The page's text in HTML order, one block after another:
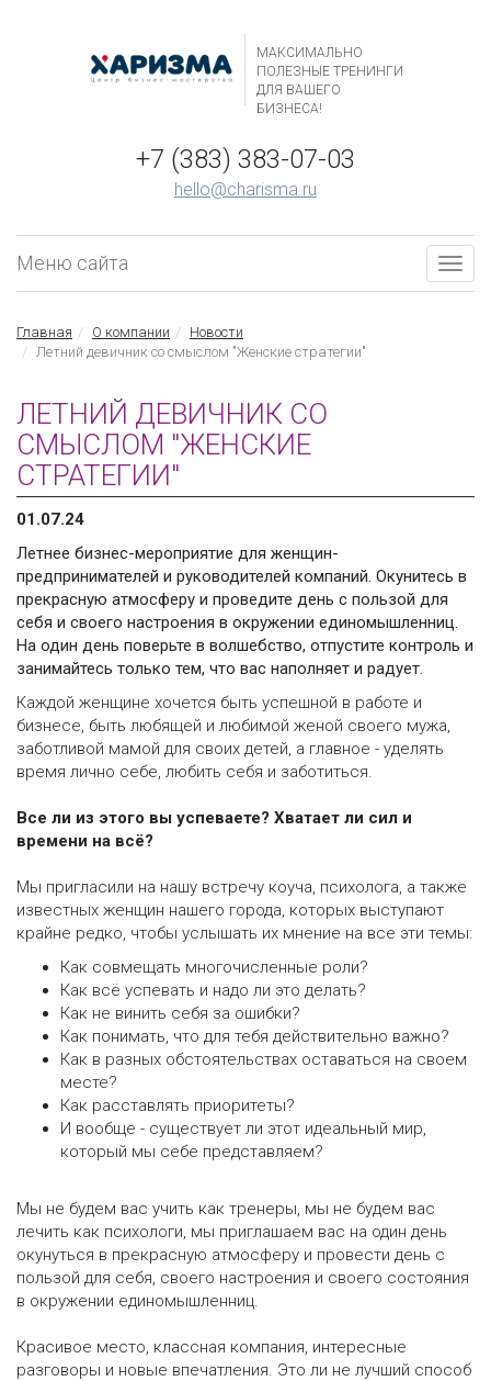
МАКСИМАЛЬНО
ПОЛЕЗНЫЕ ТРЕНИНГИ
ДЛЯ ВАШЕГО
БИЗНЕСА!
+7 (383) 383-07-03
hello@charisma.ru
Меню сайта
Главная О компании
Новости
Летний девичник со смыслом "Женские стратегии"
ЛЕТНИЙ ДЕВИЧНИК СО
СМЫСЛОМ "ЖЕНСКИЕ
СТРАТЕГИИ"
01.07.24
Летнее бизнес-мероприятие для женщин-
предпринимателей и руководителей компаний. Окунитесь в
прекрасную атмосферу и проведите день с пользой для
себя и своего настроения в окружении единомышленниц.
На один день поверьте в волшебство, отпустите контроль и
занимайтесь только тем, что вас наполняет и радует.
Каждой женщине хочется быть успешной в работе и
бизнесе, быть любящей и любимой женой своего мужа,
заботливой мамой для своих детей, а главное - уделять
время лично себе, любить себя и заботиться.
Все ли из этого вы успеваете? Хватает ли сил и
времени на всё?
Мы пригласили на нашу встречу коуча, психолога, а также
известных женщин нашего города, которых выступают
крайне редко, чтобы услышать их мнение на все эти темы:
Как совмещать многочисленные роли?
Как всё успевать и надо ли это делать?
Как не винить себя за ошибки?
Как понимать, что для тебя действительно важно?
Как в разных обстоятельствах оставаться на своем
месте?
Как расставлять приоритеты?
И вообще - существует ли этот идеальный мир,
который мы себе представляем?
Мы не будем вас учить как тренеры, мы не будем вас
лечить как психологи, мы приглашаем вас на один день
окунуться в прекрасную атмосферу и провести день с
пользой для себя, своего настроения и своего состояния
в окружении единомышленниц.
Красивое место, классная компания, интересные
разговоры и новые впечатления. Это ли не лучший способ